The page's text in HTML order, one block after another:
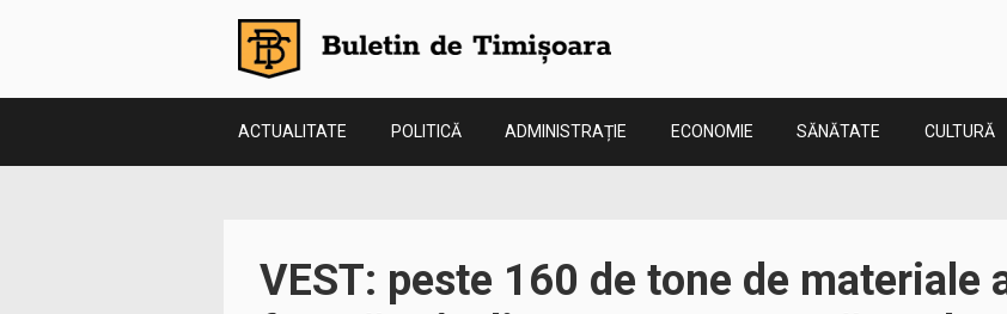
ACTUALITATE POLITICĂ ADMINISTRAȚIE ECONOMIE SĂNĂTATE CULTURĂ
VEST: peste 160 de tone de materiale